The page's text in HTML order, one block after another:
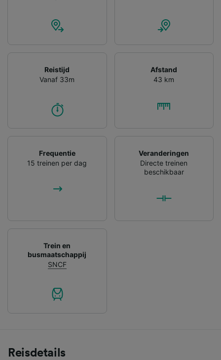
Reistijd
Vanaf 33m
Afstand
43 km
Frequentie
15 treinen per dag
Veranderingen
Directe treinen
beschikbaar
Trein en
busmaatschappij
SNCF
Reisdetails
gevraagd om je niet te volgen.
Wij en onze partners verwerken gegevens
voor de volgende doeleinden:
Precieze geolocatiegegevens gebruiken. De
apparaatkenmerken actief scannen ter
identificatie. Informatie op een apparaat
opslaan en/of openen. Gepersonaliseerde
advertenties en content, advertentie- en
ontwikkeling van diensten.